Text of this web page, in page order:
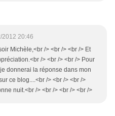
2012 20:46
Michèle,<br /> <br /> <br /> Et
/> <br /> <br /> Pour
donnerai la réponse dans mon
ce blog....<br /> <br /> <br />
nuit.<br /> <br /> <br /> <br />